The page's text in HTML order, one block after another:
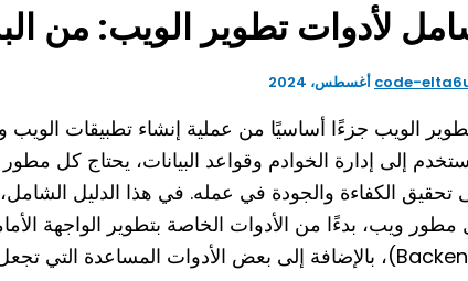
لأدوات تطوير الويب: من
code-
الويب جزءًا أساسيًا من عملية إنشاء تطبيقات الويب
إلى إدارة الخوادم وقواعد البيانات، يحتاج كل
الكفاءة والجودة في عمله. في هذا الدليل